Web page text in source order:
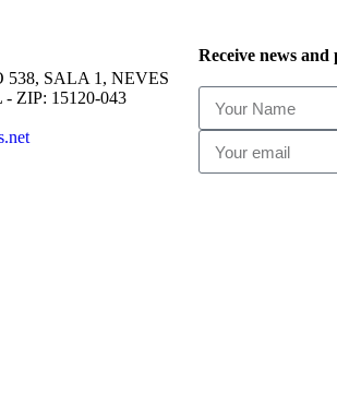
538, SALA 1, NEVES
ZIP: 15120-043
Receive news and